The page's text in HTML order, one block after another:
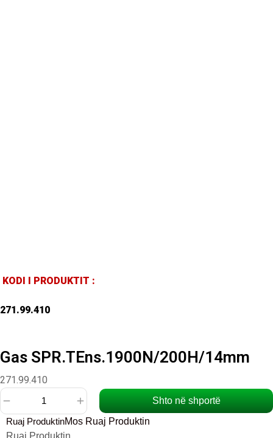
KODI I PRODUKTIT :
271.99.410
Gas SPR.TEns.1900N/200H/14mm
271.99.410
Gas
Shto në shportë
Ruaj ProduktinMos Ruaj Produktin